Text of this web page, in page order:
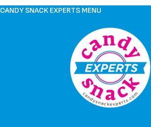
CANDY SNACK EXPERTS MENU